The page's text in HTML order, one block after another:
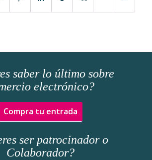
saber lo último sobre
electrónico?
Compra tu entrada
ser patrocinador o
Colaborador?